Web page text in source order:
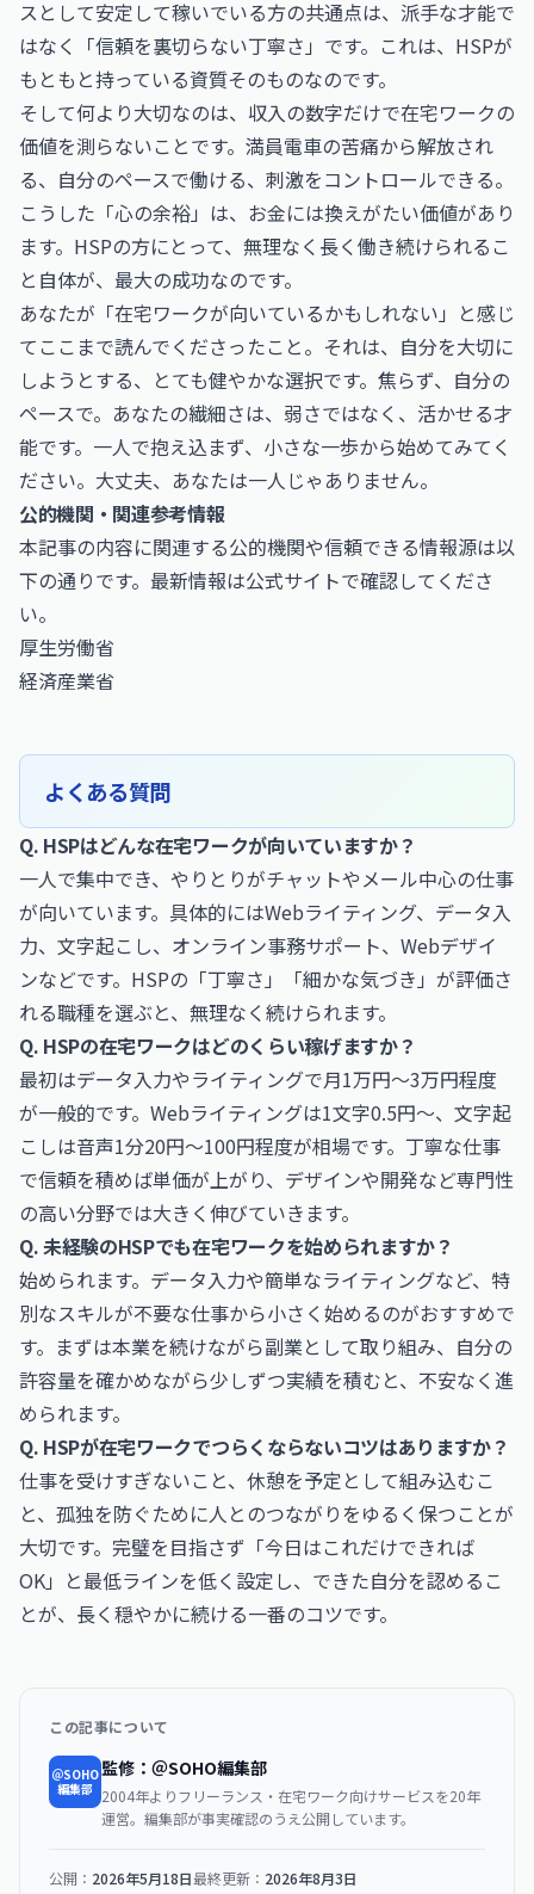
スとして安定して稼いでいる方の共通点は、派手な才能で
はなく「信頼を裏切らない丁寧さ」です。これは、HSPが
もともと持っている資質そのものなのです。
そして何より大切なのは、収入の数字だけで在宅ワークの
価値を測らないことです。満員電車の苦痛から解放され
る、自分のペースで働ける、刺激をコントロールできる。
こうした「心の余裕」は、お金には換えがたい価値があり
ます。HSPの方にとって、無理なく長く働き続けられるこ
と自体が、最大の成功なのです。
あなたが「在宅ワークが向いているかもしれない」と感じ
てここまで読んでくださったこと。それは、自分を大切に
しようとする、とても健やかな選択です。焦らず、自分の
ペースで。あなたの繊細さは、弱さではなく、活かせる才
能です。一人で抱え込まず、小さな一歩から始めてみてく
ださい。大丈夫、あなたは一人じゃありません。
公的機関・関連参考情報
本記事の内容に関連する公的機関や信頼できる情報源は以
下の通りです。最新情報は公式サイトで確認してくださ
い。
厚生労働省
経済産業省
よくある質問
Q. HSPはどんな在宅ワークが向いていますか？
一人で集中でき、やりとりがチャットやメール中心の仕事
が向いています。具体的にはWebライティング、データ入
力、文字起こし、オンライン事務サポート、Webデザイ
ンなどです。HSPの「丁寧さ」「細かな気づき」が評価さ
れる職種を選ぶと、無理なく続けられます。
Q. HSPの在宅ワークはどのくらい稼げますか？
最初はデータ入力やライティングで月1万円〜3万円程度
が一般的です。Webライティングは1文字0.5円〜、文字起
こしは音声1分20円〜100円程度が相場です。丁寧な仕事
で信頼を積めば単価が上がり、デザインや開発など専門性
の高い分野では大きく伸びていきます。
Q. 未経験のHSPでも在宅ワークを始められますか？
始められます。データ入力や簡単なライティングなど、特
別なスキルが不要な仕事から小さく始めるのがおすすめで
す。まずは本業を続けながら副業として取り組み、自分の
許容量を確かめながら少しずつ実績を積むと、不安なく進
められます。
Q. HSPが在宅ワークでつらくならないコツはありますか？
仕事を受けすぎないこと、休憩を予定として組み込むこ
と、孤独を防ぐために人とのつながりをゆるく保つことが
大切です。完璧を目指さず「今日はこれだけできれば
OK」と最低ラインを低く設定し、できた自分を認めるこ
とが、長く穏やかに続ける一番のコツです。
この記事について
＠SOHO
編集部
監修：＠SOHO編集部
2004年よりフリーランス・在宅ワーク向けサービスを20年
運営。編集部が事実確認のうえ公開しています。
公開： 2026年5月18日最終更新： 2026年8月3日